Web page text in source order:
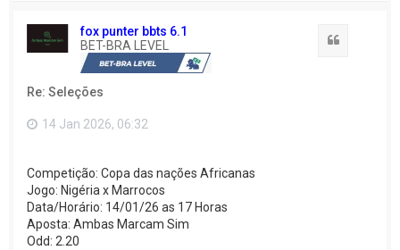
fox punter bbts 6.1
BET-BRA LEVEL
Re: Seleções
14 Jan 2026, 06:32
Competição: Copa das nações Africanas
Jogo: Nigéria x Marrocos
Data/Horário: 14/01/26 as 17 Horas
Aposta: Ambas Marcam Sim
Odd: 2.20